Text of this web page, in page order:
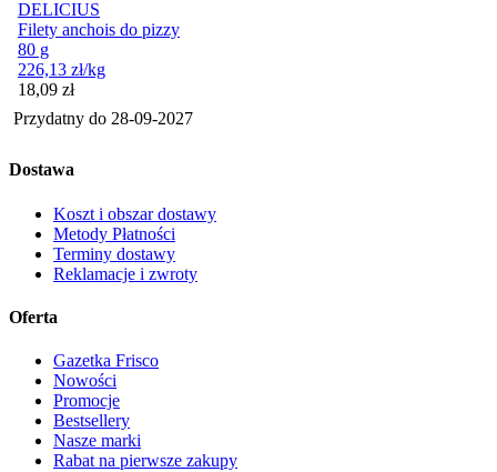
DELICIUS
Filety anchois do pizzy
80 g
226,13 zł/kg
Cena
18,09 zł
Przydatny do 28-09-2027
Dostawa
Koszt i obszar dostawy
Metody Płatności
Terminy dostawy
Reklamacje i zwroty
Oferta
Gazetka Frisco
Nowości
Promocje
Bestsellery
Nasze marki
Rabat na pierwsze zakupy